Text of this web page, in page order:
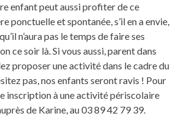
enfant peut aussi profiter de ce
ponctuelle et spontanée, s’il en a envie,
n’aura pas le temps de faire ses
ce soir là. Si vous aussi, parent dans
proposer une activité dans le cadre du
pas, nos enfants seront ravis ! Pour
inscription à une activité périscolaire
de Karine, au 03 89 42 79 39.